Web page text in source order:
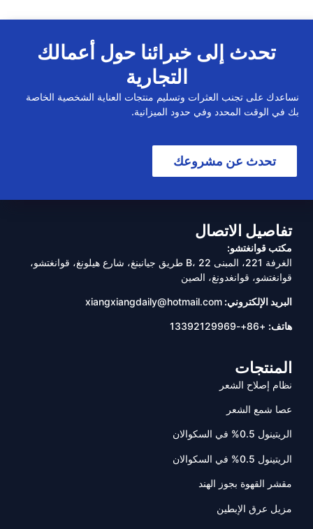
تحدث إلى خبرائنا حول أعمالك
التجارية
نساعدك على تجنب العثرات وتسليم منتجات العناية الشخصية الخاصة
بك في الوقت المحدد وفي حدود الميزانية.
تحدث عن مشروعك
تفاصيل الاتصال
مكتب قوانغتشو:
الغرفة 221، المبنى B، 22 طريق جيانبنغ، شارع هيلونغ، قوانغتشو،
قوانغتشو، قوانغدونغ، الصين
البريد الإلكتروني: xiangxiangdaily@hotmail.com
هاتف: +86+-13392129969
المنتجات
نظام إصلاح الشعر
عصا شمع الشعر
الريتينول 0.5% في السكوالان
الريتينول 0.5% في السكوالان
مقشر القهوة بجوز الهند
مزيل عرق الإبطين